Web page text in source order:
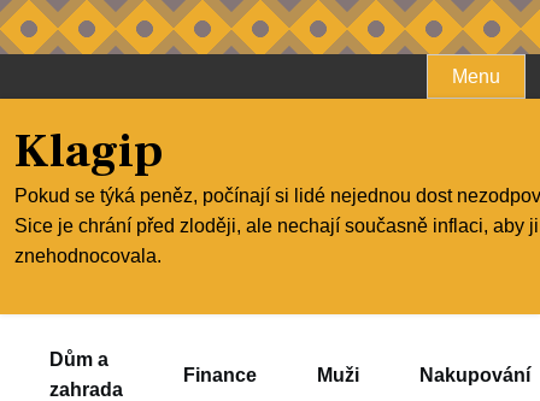
to
Menu
Klagip
Pokud se týká peněz, počínají si lidé nejednou dost
Sice je chrání před zloději, ale nechají současně inflaci, aby
znehodnocovala.
Dům a
zahrada
Finance Muži Nakupování